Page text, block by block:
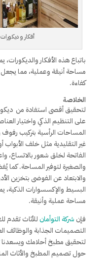
أفكار و
باتباع هذه الأفكار
مساحة أنيقة وعملية، مما
كفاءة.
الخلاصة
لتحقيق أقصى استفادة من
على التنظيم الذكي واختيار
المساحات الرأسية بتركيب
غير التقليدية مثل خلف
الفاتحة لخلق شعور بالاتساع،
والصغيرة لتوفير المساحة. كما
والابتعاد عن الفوضى بتخزين
البسيط والإكسسوارات الذكية،
مساحة عملية وأنيقة.
فإن شركة التوأمانللأثاث تقدم
التصميمات الجذابة والوظائف
لتحقيق مطبخ أحلامك ويسعدنا
حول تصميم المطبخ والأثاث